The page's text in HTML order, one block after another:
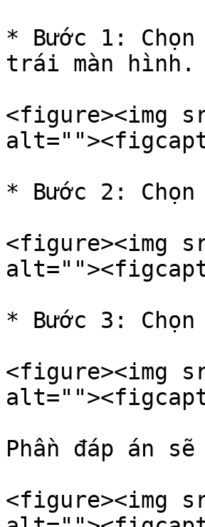
* Bước 1:
trái màn hình.
<figure><img
* Bước 2:
<figure><img
* Bước 3:
<figure><img
Phần đáp án
<figure><img